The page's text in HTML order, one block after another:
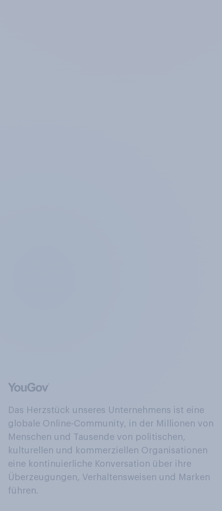
Das Herzstück unseres Unternehmens ist eine
globale Online-Community, in der Millionen von
Menschen und Tausende von politischen,
kulturellen und kommerziellen Organisationen
eine kontinuierliche Konversation über ihre
Überzeugungen, Verhaltensweisen und Marken
führen.